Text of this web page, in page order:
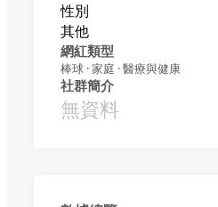
性別
其他
網紅類型
棒球 · 家庭 · 醫療與健康
社群簡介
無資料